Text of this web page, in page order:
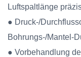
Luftspaltlänge
● Druck-/
Bohrungs-/Mantel-
● Vorbehandlung